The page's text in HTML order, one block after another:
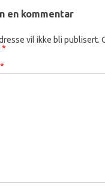
en kommentar
vil ikke bli publisert.
*
*